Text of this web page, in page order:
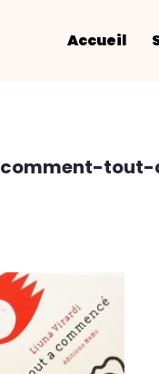
Accueil
comment-